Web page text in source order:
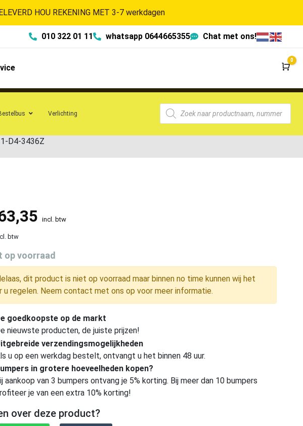
HOU REKENING MET 3-7 werkdagen
010 322 01 11 whatsapp 0644665355 Chat met ons!
0
Verlichting
D4-3436Z
incl. btw
btw
op voorraad
dit product is niet op voorraad maar binnen no time kunnen wij het
u regelen. Neem contact met ons op voor meer informatie.
goedkoopste op de markt
nieuwste producten, de juiste prijzen!
verzendingsmogelijkheden
u op een werkdag bestelt, ontvangt u het binnen 48 uur.
in grotere hoeveelheden kopen?
aankoop van 3 bumpers ontvang je 5% korting. Bij meer dan 10 bumpers
je van een extra 10% korting!
over deze product?